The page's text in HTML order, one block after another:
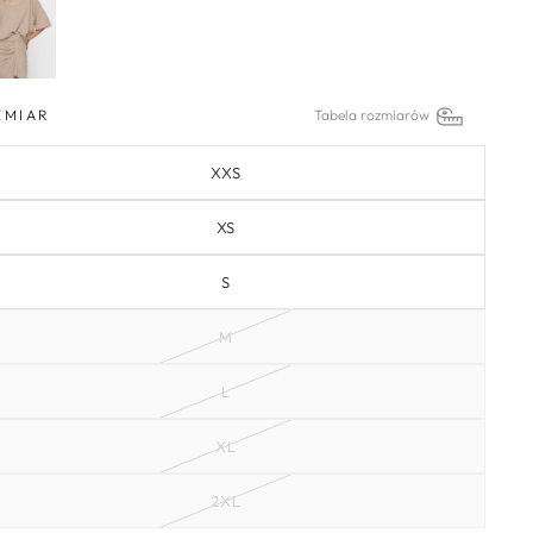
Tabela rozmiarów
XXS
XS
S
M
L
XL
2XL